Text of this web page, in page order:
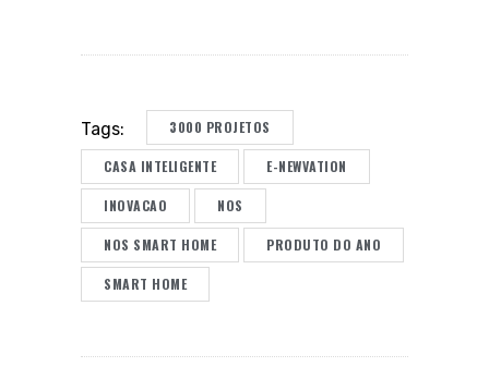
Tags: 3000 PROJETOS
CASA INTELIGENTE E-NEWVATION
INOVACAO NOS
NOS SMART HOME PRODUTO DO ANO
SMART HOME